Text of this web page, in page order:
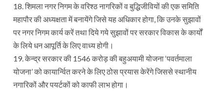
18. शिमला नगर निगम के वरिश्ठ नागरिकों व बुद्धिजीवियों की एक समिति
महापौर की अध्यक्षता में बनायेंगे जिसे यह अधिकार होगा, कि उनके सुझावों
पर नगर निगम कार्य करें तथा दिये गये सुझावों पर सरकार विकास के कार्यों
के लिये धन आपूर्ति के लिए वाध्य होगी।
19. केन्द्र सरकार की 1546 करोड़ की बहुअयामी योजना ‘पवर्तमाला
योजना’ को कायार्न्वित करने के लिए ठोस प्रयास केरेंगे जिससे स्थानीय
नगारिकों और पयर्टकों को काफी लाभ होगा।